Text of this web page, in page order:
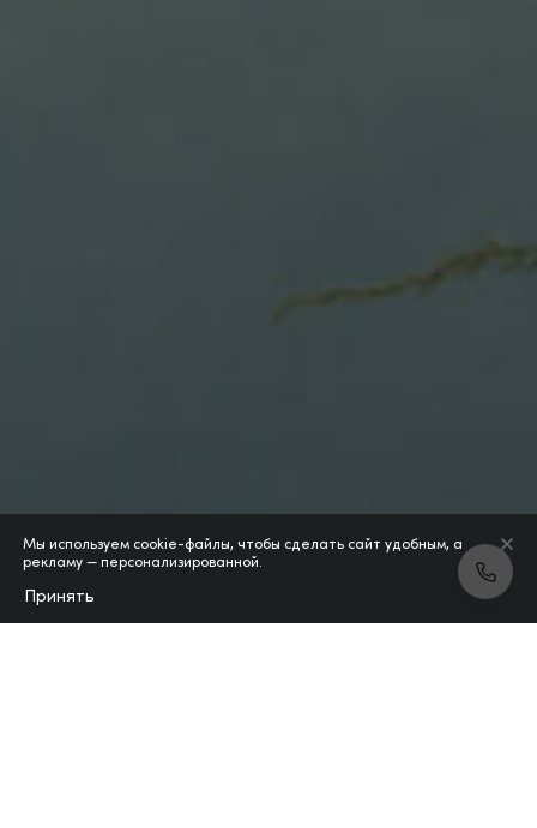
Мы используем cookie-файлы, чтобы сделать сайт удобным, а
рекламу — персонализированной.
Принять